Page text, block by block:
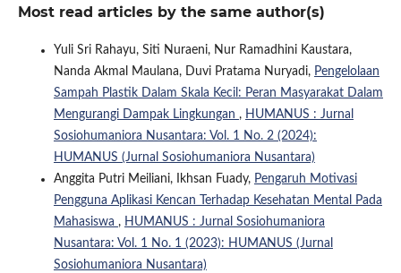
Most read articles by the same author(s)
Yuli Sri Rahayu, Siti Nuraeni, Nur Ramadhini Kaustara,
Nanda Akmal Maulana, Duvi Pratama Nuryadi, Pengelolaan
Sampah Plastik Dalam Skala Kecil: Peran Masyarakat Dalam
Mengurangi Dampak Lingkungan , HUMANUS : Jurnal
Sosiohumaniora Nusantara: Vol. 1 No. 2 (2024):
HUMANUS (Jurnal Sosiohumaniora Nusantara)
Anggita Putri Meiliani, Ikhsan Fuady, Pengaruh Motivasi
Pengguna Aplikasi Kencan Terhadap Kesehatan Mental Pada
Mahasiswa , HUMANUS : Jurnal Sosiohumaniora
Nusantara: Vol. 1 No. 1 (2023): HUMANUS (Jurnal
Sosiohumaniora Nusantara)